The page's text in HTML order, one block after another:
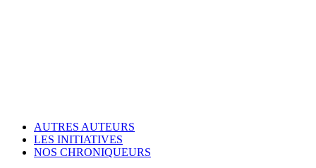
AUTRES AUTEURS
LES INITIATIVES
NOS CHRONIQUEURS